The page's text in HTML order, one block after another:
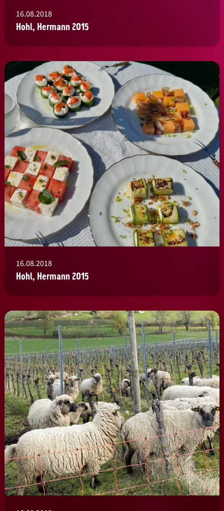
16.08.2018
Hohl, Hermann 2015
16.08.2018
Hohl, Hermann 2015